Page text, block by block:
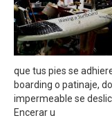
que tus pies se
boarding o patinaje,
impermeable se
Encerar u